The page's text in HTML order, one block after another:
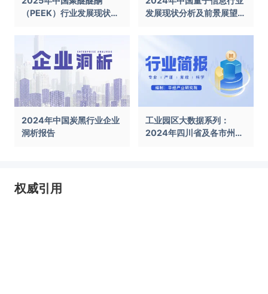
（PEEK）行业发展现状及
发展现状分析及前景展望报
2024年中国炭黑行业企业
洞析报告
工业园区大数据系列：
2024年四川省及各市州工
权威引用